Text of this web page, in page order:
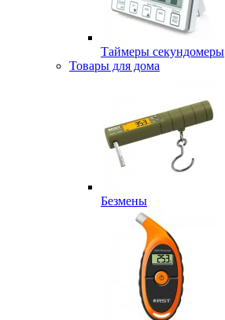
Таймеры секундомеры
Товары для дома
Безмены